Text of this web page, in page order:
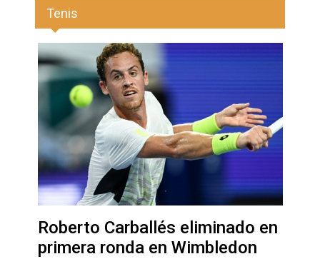
Tenis
Roberto Carballés eliminado en
primera ronda en Wimbledon